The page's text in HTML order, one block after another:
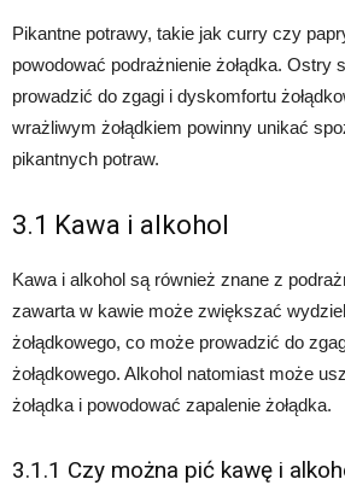
Pikantne potrawy, takie jak curry czy
powodować podrażnienie żołądka. Ostry
prowadzić do zgagi i dyskomfortu
wrażliwym żołądkiem powinny unikać
pikantnych potraw.
3.1 Kawa i alkohol
Kawa i alkohol są również znane z
zawarta w kawie może zwiększać
żołądkowego, co może prowadzić do
żołądkowego. Alkohol natomiast może
żołądka i powodować zapalenie żołądka.
3.1.1 Czy można pić kawę i